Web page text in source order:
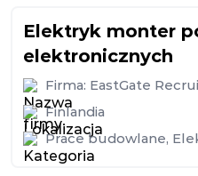
Elektryk monter
elektronicznych
Firma: EastGate
Finlandia
Prace budowlane,